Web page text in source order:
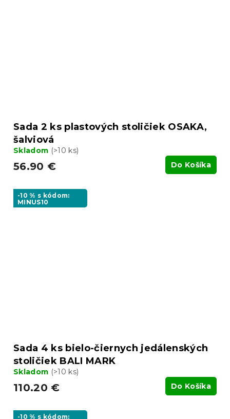
Sada 2 ks plastových stoličiek OSAKA,
šalviová
Skladom (>10 ks)
56.90 € Do Košíka
-10 % s kódom:
MINUS10
Sada 4 ks bielo-čiernych jedálenských
stoličiek BALI MARK
Skladom (>10 ks)
110.20 € Do Košíka
-10 % s kódom: